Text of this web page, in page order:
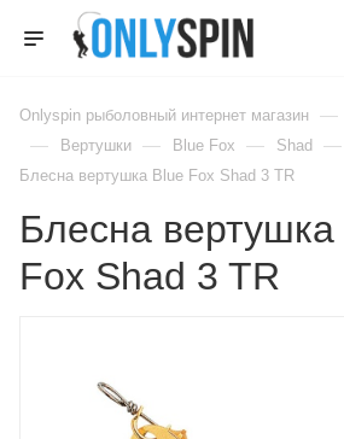
Onlyspin рыболовный интернет магазин —
— Вертушки — Blue Fox — Shad —
Блесна вертушка Blue Fox Shad 3 TR
Блесна вертушка
Fox Shad 3 TR